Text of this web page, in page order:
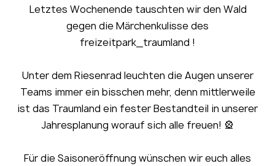
Letztes Wochenende tauschten wir den Wald
gegen die Märchenkulisse des
freizeitpark_traumland !
Unter dem Riesenrad leuchten die Augen unserer
Teams immer ein bisschen mehr, denn mittlerweile
ist das Traumland ein fester Bestandteil in unserer
Jahresplanung worauf sich alle freuen! 🎡
Für die Saisoneröffnung wünschen wir euch alles